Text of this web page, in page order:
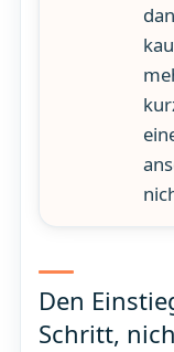
Den
Schritt,